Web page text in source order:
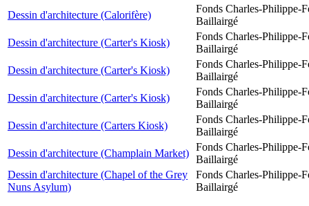
Dessin d'architecture (Calorifère)
Fonds Charles-Philippe-
Baillairgé
Dessin d'architecture (Carter's Kiosk)
Fonds Charles-Philippe-
Baillairgé
Dessin d'architecture (Carter's Kiosk)
Fonds Charles-Philippe-
Baillairgé
Dessin d'architecture (Carter's Kiosk)
Fonds Charles-Philippe-
Baillairgé
Dessin d'architecture (Carters Kiosk)
Fonds Charles-Philippe-
Baillairgé
Dessin d'architecture (Champlain Market)
Fonds Charles-Philippe-
Baillairgé
Dessin d'architecture (Chapel of the Grey
Nuns Asylum)
Fonds Charles-Philippe-
Baillairgé